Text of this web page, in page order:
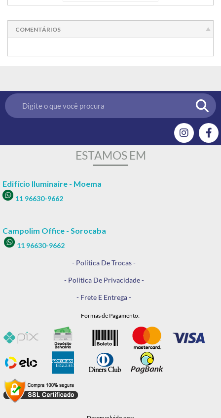
COMENTÁRIOS
ESTAMOS EM
Edifício Iluminaire - Moema
11 96630-9662
Campolim Office - Sorocaba
11 96630-9662
- Política De Trocas -
- Politica De Privacidade -
- Frete E Entrega -
Formas de Pagamento: